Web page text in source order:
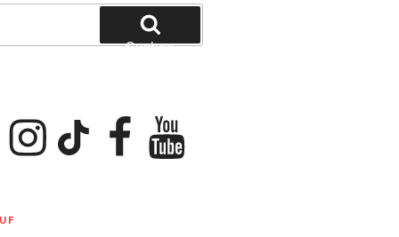
Suchen
Instagram TikTok Facebook YouTube